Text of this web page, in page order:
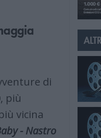
di
più
vicina
- Nastro